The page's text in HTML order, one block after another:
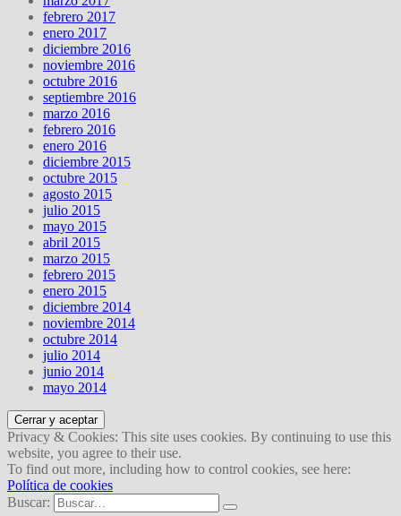
febrero 2017
enero 2017
diciembre 2016
noviembre 2016
octubre 2016
septiembre 2016
marzo 2016
febrero 2016
enero 2016
diciembre 2015
octubre 2015
agosto 2015
julio 2015
mayo 2015
abril 2015
marzo 2015
febrero 2015
enero 2015
diciembre 2014
noviembre 2014
octubre 2014
julio 2014
junio 2014
mayo 2014
Privacy & Cookies: This site uses cookies. By continuing to use this
website, you agree to their use.
To find out more, including how to control cookies, see here:
Política de cookies
Buscar: